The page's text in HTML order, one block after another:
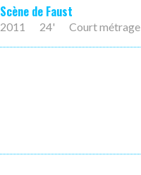
Scène de Faust
2011 24' Court métrage